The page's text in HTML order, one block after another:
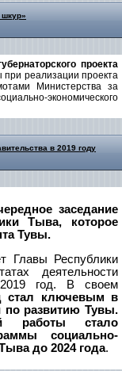
проекта
при реализации проекта
Министерства за
экономического
в 2019 году
заседание
Тыва, которое
Тувы.
Главы Республики
деятельности
2019 год. В своем
стал ключевым в
по развитию Тувы.
работы стало
социально-
до 2024 года.